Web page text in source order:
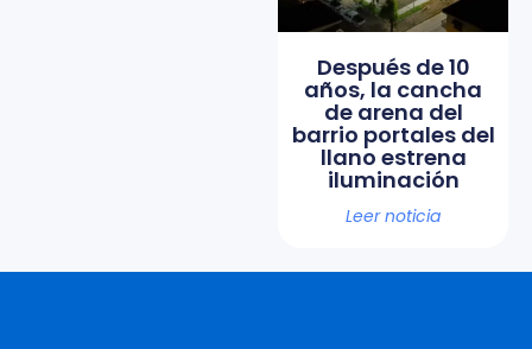
Después de 10
años, la cancha
de arena del
barrio portales del
llano estrena
iluminación
Leer noticia